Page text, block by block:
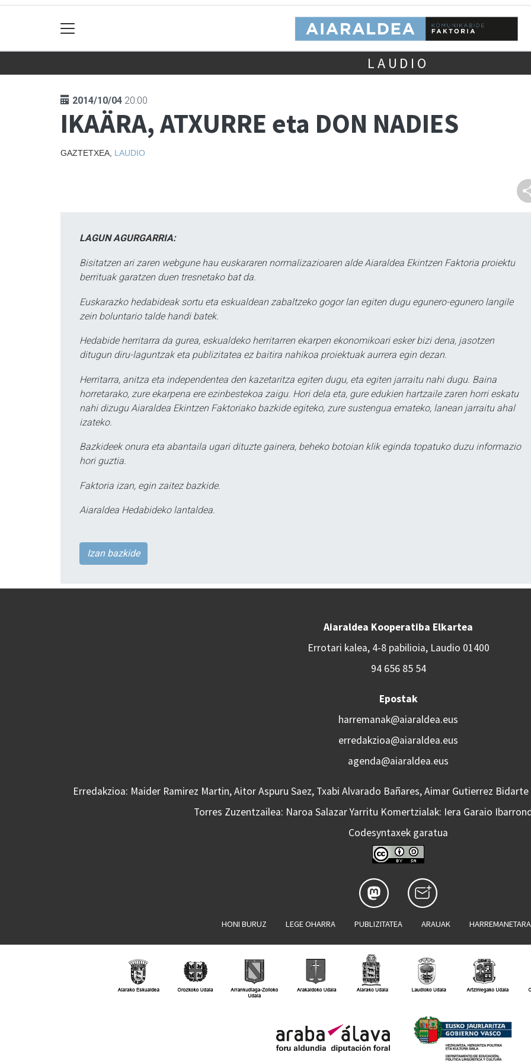
LAUDIO
2014/10/04 20:00
IKAÄRA, ATXURRE eta DON NADIES
GAZTETXEA, LAUDIO
LAGUN AGURGARRIA:
Bisitatzen ari zaren webgune hau euskararen normalizazioaren alde Aiaraldea Ekintzen Faktoria proiektu
berrituak garatzen duen tresnetako bat da.
Euskarazko hedabideak sortu eta eskualdean zabaltzeko gogor lan egiten dugu egunero-egunero langile
zein boluntario talde handi batek.
Hedabide herritarra da gurea, eskualdeko herritarren ekarpen ekonomikoari esker bizi dena, jasotzen
ditugun diru-laguntzak eta publizitatea ez baitira nahikoa proiektuak aurrera egin dezan.
Herritarra, anitza eta independentea den kazetaritza egiten dugu, eta egiten jarraitu nahi dugu. Baina
horretarako, zure ekarpena ere ezinbestekoa zaigu. Hori dela eta, gure edukien hartzaile zaren horri eskatu
nahi dizugu Aiaraldea Ekintzen Faktoriako bazkide egiteko, zure sustengua emateko, lanean jarraitu ahal
izateko.
Bazkideek onura eta abantaila ugari dituzte gainera, beheko botoian klik eginda topatuko duzu informazio
hori guztia.
Faktoria izan, egin zaitez bazkide.
Aiaraldea Hedabideko lantaldea.
Izan bazkide
Aiaraldea Kooperatiba Elkartea
Errotari kalea, 4-8 pabilioia, Laudio 01400
94 656 85 54
Epostak
harremanak@aiaraldea.eus
erredakzioa@aiaraldea.eus
agenda@aiaraldea.eus
Erredakzioa: Maider Ramirez Martin, Aitor Aspuru Saez, Txabi Alvarado Bañares, Aimar Gutierrez
Torres Zuzentzailea: Naroa Salazar Yarritu Komertzialak: Iera Garaio
Codesyntaxek garatua
HONI BURUZ LEGE OHARRA PUBLIZITATEA ARAUAK